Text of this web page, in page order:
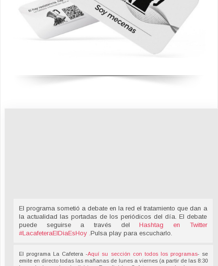
El programa sometió a debate en la red el tratamiento que dan a
la actualidad las portadas de los periódicos del día. El debate
puede seguirse a través delHashtag en Twitter
#LacafeteraElDiaEsHoy Pulsa play para escucharlo.
El programa La Cafetera -Aquí su sección con todos los programas- se
emite en directo todas las mañanas de lunes a viernes (a partir de las 8:30